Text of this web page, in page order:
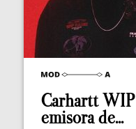
Carhartt WIP
emisora de...